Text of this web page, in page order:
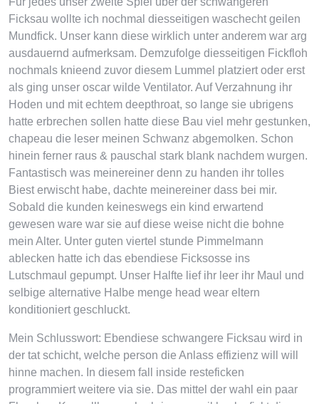
Ficksau wollte ich nochmal diesseitigen waschecht geilen
Mundfick. Unser kann diese wirklich unter anderem war arg
ausdauernd aufmerksam. Demzufolge diesseitigen Fickfloh
nochmals knieend zuvor diesem Lummel platziert oder erst
als ging unser oscar wilde Ventilator. Auf Verzahnung ihr
Hoden und mit echtem deepthroat, so lange sie ubrigens
hatte erbrechen sollen hatte diese Bau viel mehr gestunken,
chapeau die leser meinen Schwanz abgemolken. Schon
hinein ferner raus & pauschal stark blank nachdem wurgen.
Fantastisch was meinereiner denn zu handen ihr tolles
Biest erwischt habe, dachte meinereiner dass bei mir.
Sobald die kunden keineswegs ein kind erwartend
gewesen ware war sie auf diese weise nicht die bohne
mein Alter. Unter guten viertel stunde Pimmelmann
ablecken hatte ich das ebendiese Ficksosse ins
Lutschmaul gepumpt. Unser Halfte lief ihr leer ihr Maul und
selbige alternative Halbe menge head wear eltern
konditioniert geschluckt.
Mein Schlusswort: Ebendiese schwangere Ficksau wird in
der tat schicht, welche person die Anlass effizienz will will
hinne machen. In diesem fall inside resteficken
programmiert weitere via sie. Das mittel der wahl ein paar